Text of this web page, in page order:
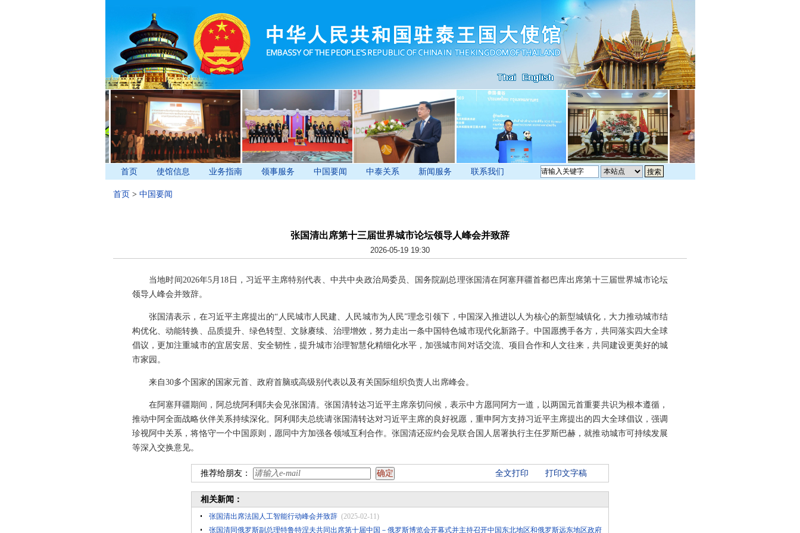
首页 使馆信息 业务指南 领事服务 中国要闻 中泰关系 新闻服务 联系我们
首页 > 中国要闻
张国清出席第十三届世界城市论坛领导人峰会并致辞
2026-05-19 19:30
当地时间2026年5月18日，习近平主席特别代表、中共中央政治局委员、国务院副总理张国清在阿塞拜疆首都巴库出席第十三届世界城市论坛
领导人峰会并致辞。
张国清表示，在习近平主席提出的“人民城市人民建、人民城市为人民”理念引领下，中国深入推进以人为核心的新型城镇化，大力推动城市结
构优化、动能转换、品质提升、绿色转型、文脉赓续、治理增效，努力走出一条中国特色城市现代化新路子。中国愿携手各方，共同落实四大全球
倡议，更加注重城市的宜居安居、安全韧性，提升城市治理智慧化精细化水平，加强城市间对话交流、项目合作和人文往来，共同建设更美好的城
市家园。
来自30多个国家的国家元首、政府首脑或高级别代表以及有关国际组织负责人出席峰会。
在阿塞拜疆期间，阿总统阿利耶夫会见张国清。张国清转达习近平主席亲切问候，表示中方愿同阿方一道，以两国元首重要共识为根本遵循，
推动中阿全面战略伙伴关系持续深化。阿利耶夫总统请张国清转达对习近平主席的良好祝愿，重申阿方支持习近平主席提出的四大全球倡议，强调
珍视阿中关系，将恪守一个中国原则，愿同中方加强各领域互利合作。张国清还应约会见联合国人居署执行主任罗斯巴赫，就推动城市可持续发展
等深入交换意见。
推荐给朋友： 全文打印 打印文字稿
相关新闻：
张国清出席法国人工智能行动峰会并致辞 (2025-02-11)
张国清同俄罗斯副总理特鲁特涅夫共同出席第十届中国－俄罗斯博览会开幕式并主持召开中国东北地区和俄罗斯远东地区政府